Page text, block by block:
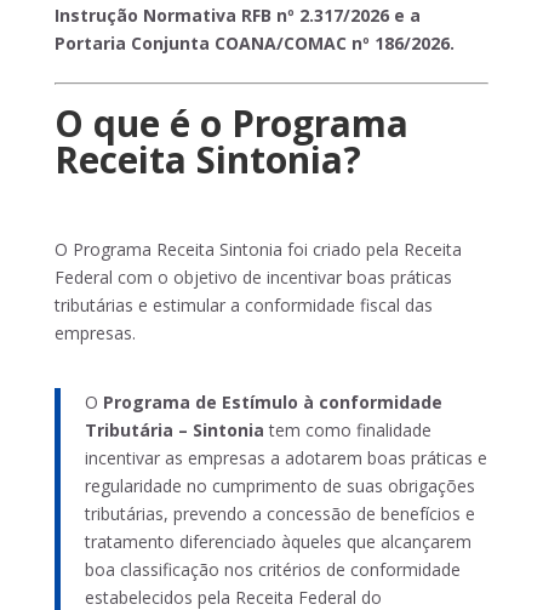
Instrução Normativa RFB nº 2.317/2026 e a
Portaria Conjunta COANA/COMAC nº 186/2026.
O que é o Programa
Receita Sintonia?
O Programa Receita Sintonia foi criado pela Receita
Federal com o objetivo de incentivar boas práticas
tributárias e estimular a conformidade fiscal das
empresas.
O Programa de Estímulo à conformidade
Tributária – Sintonia tem como finalidade
incentivar as empresas a adotarem boas práticas e
regularidade no cumprimento de suas obrigações
tributárias, prevendo a concessão de benefícios e
tratamento diferenciado àqueles que alcançarem
boa classificação nos critérios de conformidade
estabelecidos pela Receita Federal do